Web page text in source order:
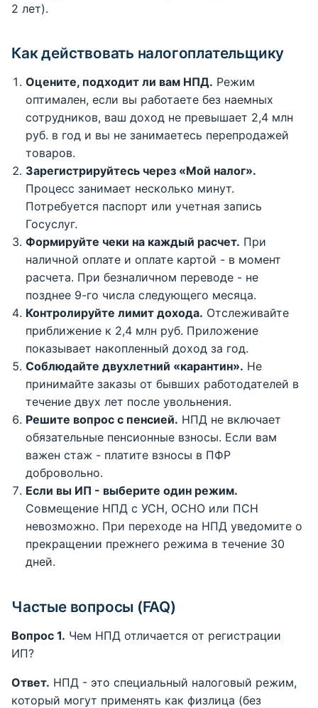
2 лет).
Как действовать налогоплательщику
Оцените, подходит ли вам НПД. Режим
оптимален, если вы работаете без наемных
сотрудников, ваш доход не превышает 2,4 млн
руб. в год и вы не занимаетесь перепродажей
товаров.
Зарегистрируйтесь через «Мой налог».
Процесс занимает несколько минут.
Потребуется паспорт или учетная запись
Госуслуг.
Формируйте чеки на каждый расчет. При
наличной оплате и оплате картой - в момент
расчета. При безналичном переводе - не
позднее 9-го числа следующего месяца.
Контролируйте лимит дохода. Отслеживайте
приближение к 2,4 млн руб. Приложение
показывает накопленный доход за год.
Соблюдайте двухлетний «карантин». Не
принимайте заказы от бывших работодателей в
течение двух лет после увольнения.
Решите вопрос с пенсией. НПД не включает
обязательные пенсионные взносы. Если вам
важен стаж - платите взносы в ПФР
добровольно.
Если вы ИП - выберите один режим.
Совмещение НПД с УСН, ОСНО или ПСН
невозможно. При переходе на НПД уведомите о
прекращении прежнего режима в течение 30
дней.
Частые вопросы (FAQ)
Вопрос 1. Чем НПД отличается от регистрации
ИП?
Ответ. НПД - это специальный налоговый режим,
который могут применять как физлица (без